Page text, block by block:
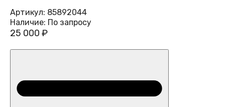
Артикул: 85892044
Наличие: По запросу
25 000 ₽